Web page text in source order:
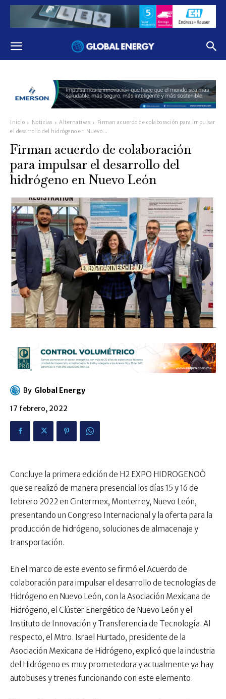
Inicio Noticias Alternativas
Firman acuerdo de colaboración para impulsar
el desarrollo del hidrógeno en Nuevo...
Firman acuerdo de colaboración
para impulsar el desarrollo del
hidrógeno en Nuevo León
By Global Energy
17 febrero, 2022
Concluye la primera edición de H2 EXPO HIDROGENOÒ
que se realizó de manera presencial los días 15 y 16 de
febrero 2022 en Cintermex, Monterrey, Nuevo León,
presentando un Congreso Internacional y la oferta para la
producción de hidrógeno, soluciones de almacenaje y
transportación.
En el marco de este evento se firmó el Acuerdo de
colaboración para impulsar el desarrollo de tecnologías de
Hidrógeno en Nuevo León, con la Asociación Mexicana de
Hidrógeno, el Clúster Energético de Nuevo León y el
Instituto de Innovación y Transferencia de Tecnología. Al
respecto, el Mtro. Israel Hurtado, presidente de la
Asociación Mexicana de Hidrógeno, explicó que la industria
del Hidrógeno es muy prometedora y actualmente ya hay
autobuses y trenes funcionando con este elemento.